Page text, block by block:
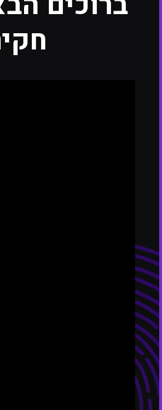
לעקוב אחרי תנועות
נוסף לכך, הכמות העצומה
לנתח היא אתגר גדול. בכל
תכתובות, יומני מערכת
שצריך לסרוק ולהבין. כדי
של מידע, חוקרי סייבר
אוטומטיים ועל בינה
אתגר נוסף הוא הצורך
מחמירים. חוקר סייבר נדרש
איסוף נתונים לבין שמירה
באמצעים לא חוקיים עלול